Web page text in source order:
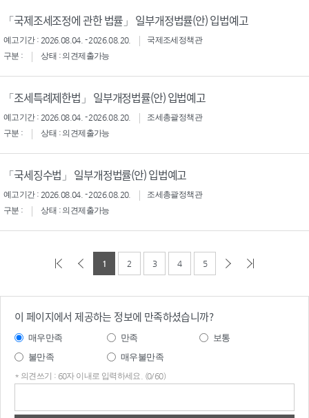
「국제조세조정에 관한 법률」 일부개정법률(안) 입법예고
예고기간 : 2026.08.04. - 2026.08.20.
국제조세정책관
구분 :
상태 : 의견제출가능
「조세특례제한법」 일부개정법률(안) 입법예고
예고기간 : 2026.08.04. - 2026.08.20.
조세총괄정책관
구분 :
상태 : 의견제출가능
「국세징수법」 일부개정법률(안) 입법예고
예고기간 : 2026.08.04. - 2026.08.20.
조세총괄정책관
구분 :
상태 : 의견제출가능
1 2 3 4 5
이 페이지에서 제공하는 정보에 만족하셨습니까?
매우만족 만족
보통
불만족
매우불만족
* 의견쓰기 : 60자 이내로 입력하세요. (0/60)